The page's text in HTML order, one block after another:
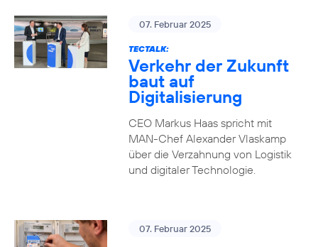
07. Februar 2025
TECTALK:
Verkehr der Zukunft
baut auf
Digitalisierung
CEO Markus Haas spricht mit
MAN-Chef Alexander Vlaskamp
über die Verzahnung von Logistik
und digitaler Technologie.
07. Februar 2025